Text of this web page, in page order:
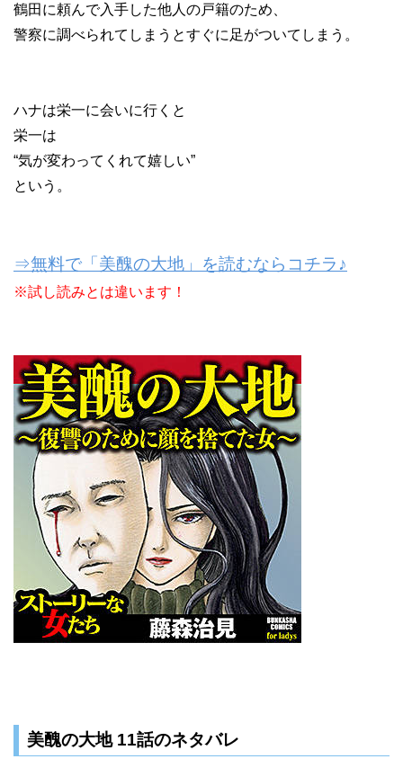
鶴田に頼んで入手した他人の戸籍のため、
警察に調べられてしまうとすぐに足がついてしまう。
ハナは栄一に会いに行くと
栄一は
“気が変わってくれて嬉しい”
という。
⇒無料で「美醜の大地」を読むならコチラ♪
※試し読みとは違います！
美醜の大地 11話のネタバレ